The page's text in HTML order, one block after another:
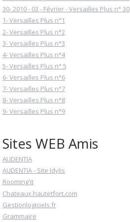
30- 2010 - 03 - Février - Versailles Plus n° 30
1- Versailles Plus n°1
2- Versailles Plus n°2
3- Versailles Plus n°3
4- Versailles Plus n°4
5- Versailles Plus n° 5
6- Versailles Plus n°6
7- Versailles Plus n°7
8- Versailles Plus n°8
9- Versailles Plus n°9
Sites WEB Amis
AUDENTIA
AUDENTIA - Site Idylis
Rooming'it
Chateaux.hautetfort.com
Gestionlogiciels.fr
Grammaire